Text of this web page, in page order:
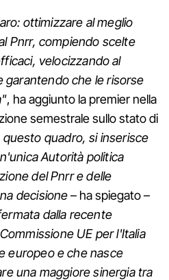
ottimizzare al meglio
Pnrr, compiendo scelte
velocizzando al
garantendo che le risorse
, ha aggiunto la premier nella
semestrale sullo stato di
questo quadro, si inserisce
Autorità politica
del Pnrr e delle
decisione– ha spiegato –
dalla recente
UE per l'Italia
europeo e che nasce
una maggiore sinergia tra